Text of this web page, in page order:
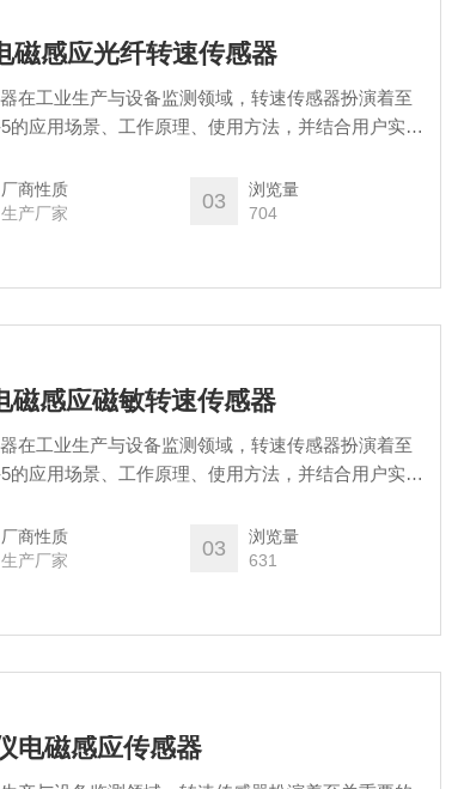
磁感应光纤转速传感器
在工业生产与设备监测领域，转速传感器扮演着至
应用场景、工作原理、使用方法，并结合用户实际
厂商性质
生产厂家
03
浏览量
704
磁感应磁敏转速传感器
在工业生产与设备监测领域，转速传感器扮演着至
应用场景、工作原理、使用方法，并结合用户实际
厂商性质
生产厂家
03
浏览量
631
电磁感应传感器